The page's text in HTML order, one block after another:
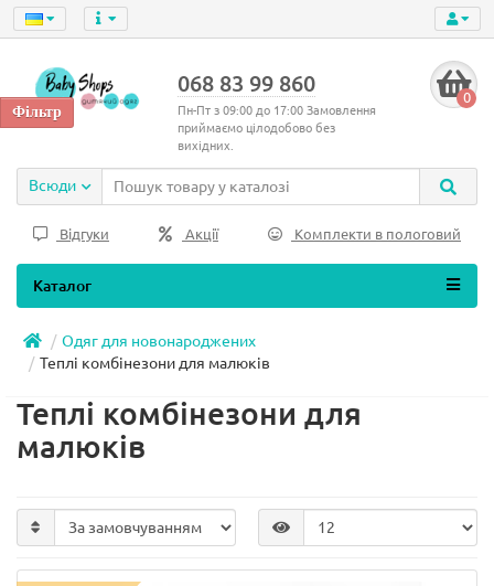
068 83 99 860
Пн-Пт з 09:00 до 17:00 Замовлення
приймаємо цілодобово без
вихідних.
0
Всюди
Відгуки Акції Комплекти в пологовий
Каталог
Одяг для новонароджених
Теплі комбінезони для малюків
Теплі комбінезони для
малюків